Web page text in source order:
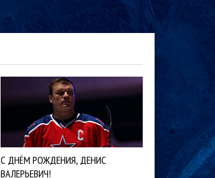
С ДНЁМ РОЖДЕНИЯ, ДЕНИС
ВАЛЕРЬЕВИЧ!